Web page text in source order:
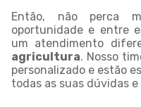
Então, não perca
oportunidade e entre
um atendimento
agricultura. Nosso
personalizado e estão
todas as suas dúvidas